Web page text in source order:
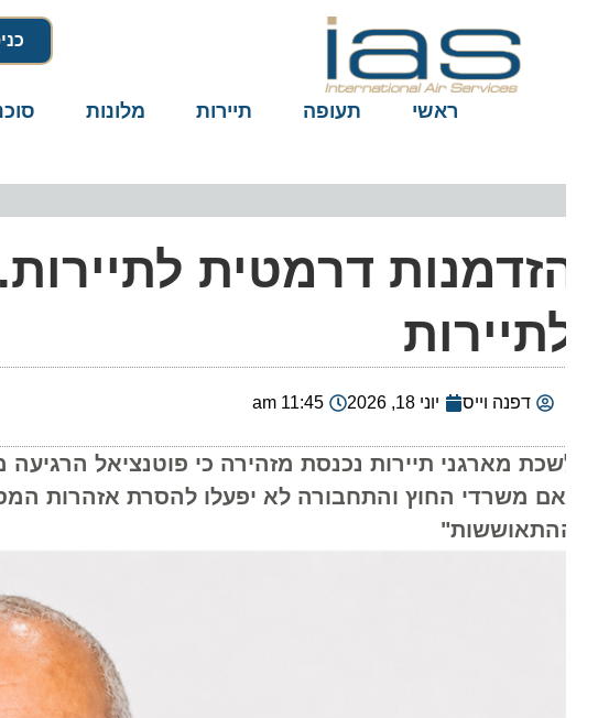
ראשי תעופה תיירות מלונות סוכני
דרמטית
דפנה וייס יוני 18, 2026 11:45 am
מארגני תיירות נכנסת מזהירה כי פוטנציאל הרגיעה
משרדי החוץ והתחבורה לא יפעלו להסרת אזהרות המסע